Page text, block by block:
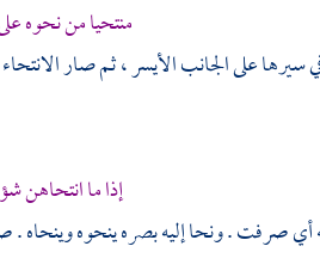
منتحيا من نحوه
سيرها على الجانب الأيسر ، ثم صار
إذا ما انتحاهن
صرفت . ونحا إليه بصره ينحوه وينحاه .